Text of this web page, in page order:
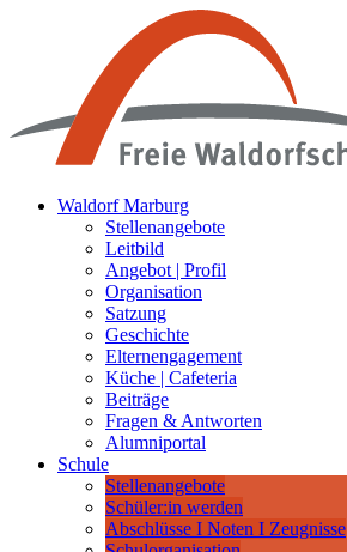
Waldorf Marburg
Stellenangebote
Leitbild
Angebot | Profil
Organisation
Satzung
Geschichte
Elternengagement
Küche | Cafeteria
Beiträge
Fragen & Antworten
Alumniportal
Schule
Stellenangebote
Schüler:in werden
Abschlüsse I Noten I Zeugnisse